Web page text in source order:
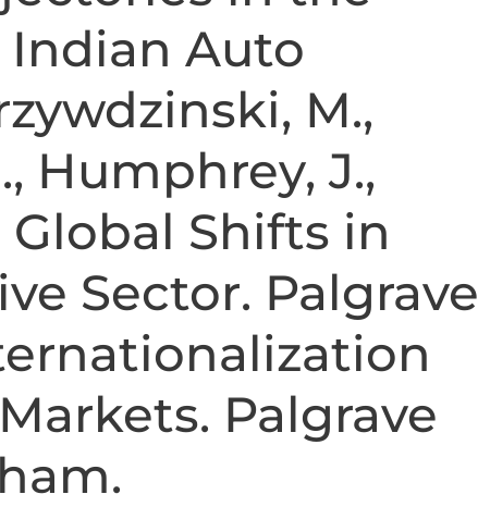
Indian Auto
M.,
Humphrey, J.,
Global Shifts in
Sector. Palgrave
Palgrave